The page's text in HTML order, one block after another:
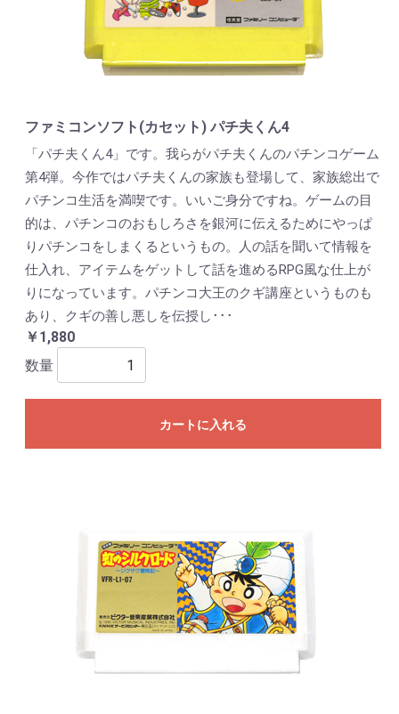
ファミコンソフト(カセット) パチ夫くん4
「パチ夫くん4」です。我らがパチ夫くんのパチンコゲーム
第4弾。今作ではパチ夫くんの家族も登場して、家族総出で
パチンコ生活を満喫です。いいご身分ですね。ゲームの目
的は、パチンコのおもしろさを銀河に伝えるためにやっぱ
りパチンコをしまくるというもの。人の話を聞いて情報を
仕入れ、アイテムをゲットして話を進めるRPG風な仕上が
りになっています。パチンコ大王のクギ講座というものも
あり、クギの善し悪しを伝授し･･･
￥1,880
数量
カートに入れる